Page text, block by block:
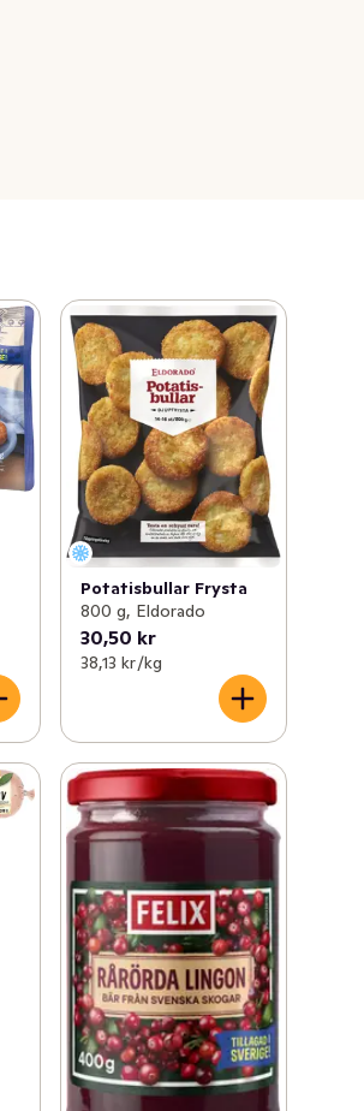
Potatisbullar Frysta
800 g, Eldorado
30,50 kr
38,13 kr /kg